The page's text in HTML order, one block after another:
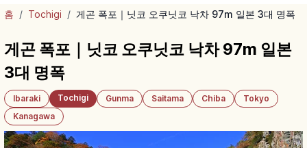
홈 / Tochigi / 게곤 폭포｜닛코 오쿠닛코 낙차 97m 일본 3대 명폭
게곤 폭포｜닛코 오쿠닛코 낙차 97m 일본
3대 명폭
Ibaraki Tochigi Gunma Saitama Chiba
Tokyo
Kanagawa